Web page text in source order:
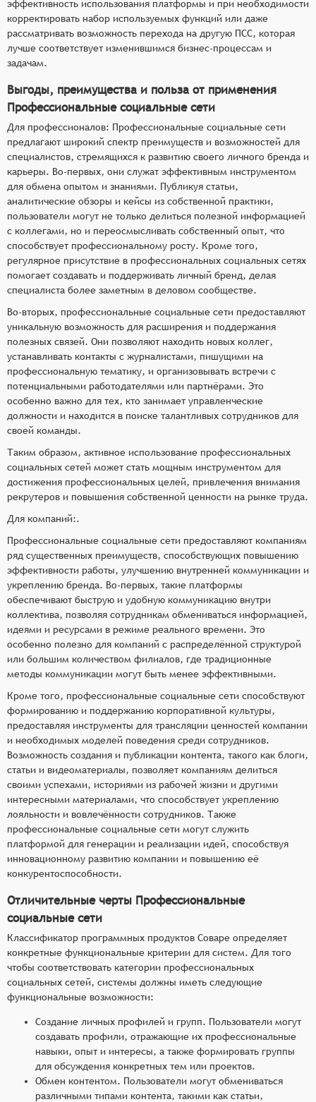
эффективность использования платформы и при необходимости
корректировать набор используемых функций или даже
рассматривать возможность перехода на другую ПСС, которая
лучше соответствует изменившимся бизнес-процессам и
задачам.
Выгоды, преимущества и польза от применения
Профессиональные социальные сети
Для профессионалов: Профессиональные социальные сети
предлагают широкий спектр преимуществ и возможностей для
специалистов, стремящихся к развитию своего личного бренда и
карьеры. Во-первых, они служат эффективным инструментом
для обмена опытом и знаниями. Публикуя статьи,
аналитические обзоры и кейсы из собственной практики,
пользователи могут не только делиться полезной информацией
с коллегами, но и переосмысливать собственный опыт, что
способствует профессиональному росту. Кроме того,
регулярное присутствие в профессиональных социальных сетях
помогает создавать и поддерживать личный бренд, делая
специалиста более заметным в деловом сообществе.
Во-вторых, профессиональные социальные сети предоставляют
уникальную возможность для расширения и поддержания
полезных связей. Они позволяют находить новых коллег,
устанавливать контакты с журналистами, пишущими на
профессиональную тематику, и организовывать встречи с
потенциальными работодателями или партнёрами. Это
особенно важно для тех, кто занимает управленческие
должности и находится в поиске талантливых сотрудников для
своей команды.
Таким образом, активное использование профессиональных
социальных сетей может стать мощным инструментом для
достижения профессиональных целей, привлечения внимания
рекрутеров и повышения собственной ценности на рынке труда.
Для компаний:.
Профессиональные социальные сети предоставляют компаниям
ряд существенных преимуществ, способствующих повышению
эффективности работы, улучшению внутренней коммуникации и
укреплению бренда. Во-первых, такие платформы
обеспечивают быструю и удобную коммуникацию внутри
коллектива, позволяя сотрудникам обмениваться информацией,
идеями и ресурсами в режиме реального времени. Это
особенно полезно для компаний с распределённой структурой
или большим количеством филиалов, где традиционные
методы коммуникации могут быть менее эффективными.
Кроме того, профессиональные социальные сети способствуют
формированию и поддержанию корпоративной культуры,
предоставляя инструменты для трансляции ценностей компании
и необходимых моделей поведения среди сотрудников.
Возможность создания и публикации контента, такого как блоги,
статьи и видеоматериалы, позволяет компаниям делиться
своими успехами, историями из рабочей жизни и другими
интересными материалами, что способствует укреплению
лояльности и вовлечённости сотрудников. Также
профессиональные социальные сети могут служить
платформой для генерации и реализации идей, способствуя
инновационному развитию компании и повышению её
конкурентоспособности.
Отличительные черты Профессиональные
социальные сети
Классификатор программных продуктов Соваре определяет
конкретные функциональные критерии для систем. Для того
чтобы соответствовать категории профессиональных
социальных сетей, системы должны иметь следующие
функциональные возможности:
Создание личных профилей и групп. Пользователи могут
создавать профили, отражающие их профессиональные
навыки, опыт и интересы, а также формировать группы
для обсуждения конкретных тем или проектов.
Обмен контентом. Пользователи могут обмениваться
различными типами контента, такими как статьи,